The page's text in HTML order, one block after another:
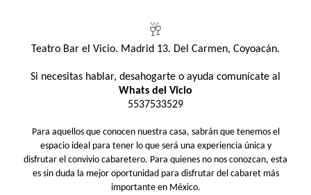
🥂
Teatro Bar el Vicio. Madrid 13. Del Carmen, Coyoacán.
Si necesitas hablar, desahogarte o ayuda comunícate al
Whats del Vicio
5537533529
Para aquellos que conocen nuestra casa, sabrán que tenemos el
espacio ideal para tener lo que será una experiencia única y
disfrutar el convivio cabaretero. Para quienes no nos conozcan, esta
es sin duda la mejor oportunidad para disfrutar del cabaret más
importante en México.